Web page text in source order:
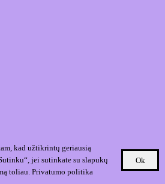
kad užtikrintų geriausią
jei sutinkate su slapukų
toliau. Privatumo politika
Ok